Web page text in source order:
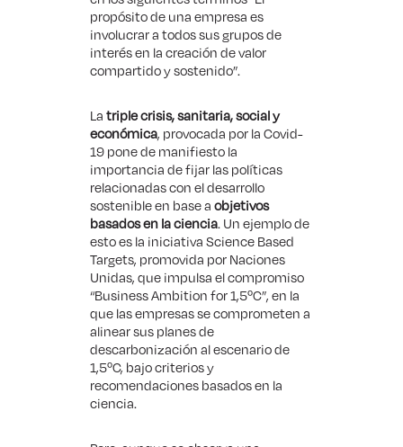
propósito de una empresa es
involucrar a todos sus grupos de
interés en la creación de valor
compartido y sostenido”.
Latriple crisis, sanitaria, social y
económica, provocada por la Covid-
19 pone de manifiesto la
importancia de fijar las políticas
relacionadas con el desarrollo
sostenible en base aobjetivos
basados en la ciencia. Un ejemplo de
esto es la iniciativaScience Based
Targets, promovida por Naciones
Unidas, que impulsa el compromiso
“Business Ambition for 1,5ºC”, en la
que las empresas se comprometen a
alinear sus planes de
descarbonización al escenario de
1,5ºC, bajo criterios y
recomendaciones basados en la
ciencia.